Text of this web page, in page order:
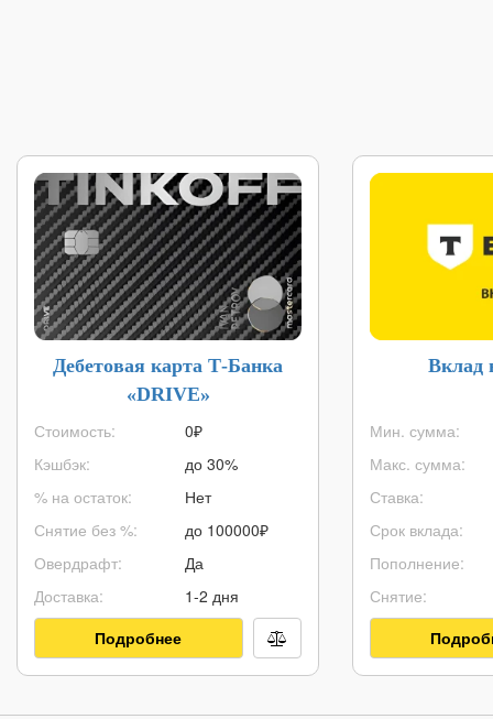
Дебетовая карта Т-Банка
«DRIVE»
Стоимость:
Кэшбэк:
% на остаток:
Снятие без %:
Овердрафт:
Доставка:
0₽
до 30%
Нет
до 100000₽
Да
1-2 дня
Подробнее
Вклад
Мин. сумма:
Макс. сумма:
Ставка:
Срок вклада:
Пополнение:
Снятие: